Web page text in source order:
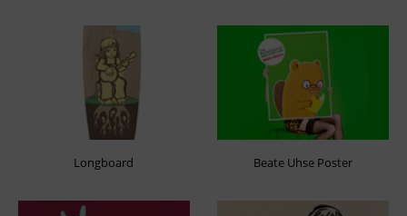
Longboard Beate Uhse Poster